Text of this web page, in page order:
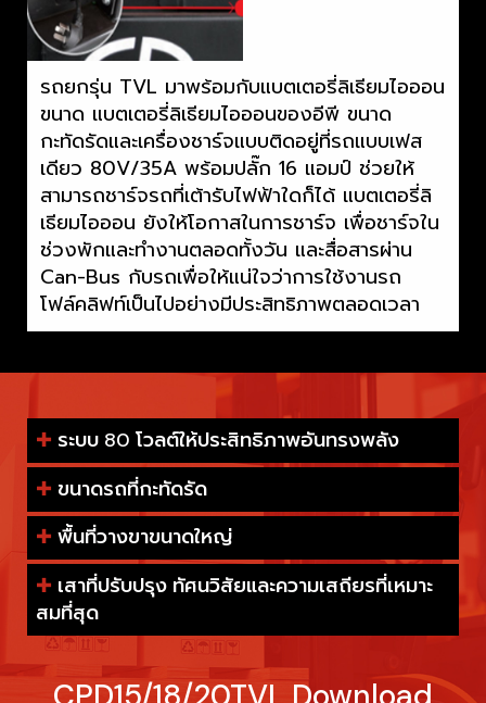
รถยกรุ่น TVL มาพร้อมกับแบตเตอรี่ลิเธียมไอออน
ขนาด แบตเตอรี่ลิเธียมไอออนของอีพี ขนาด
กะทัดรัดและเครื่องชาร์จแบบติดอยู่ที่รถแบบเฟส
เดียว 80V/35A พร้อมปลั๊ก 16 แอมป์ ช่วยให้
สามารถชาร์จรถที่เต้ารับไฟฟ้าใดก็ได้ แบตเตอรี่ลิ
เธียมไอออน ยังให้โอกาสในการชาร์จ เพื่อชาร์จใน
ช่วงพักและทำงานตลอดทั้งวัน และสื่อสารผ่าน
Can-Bus กับรถเพื่อให้แน่ใจว่าการใช้งานรถ
โฟล์คลิฟท์เป็นไปอย่างมีประสิทธิภาพตลอดเวลา
✚ ระบบ 80 โวลต์ให้ประสิทธิภาพอันทรงพลัง
✚ ขนาดรถที่กะทัดรัด
✚ พื้นที่วางขาขนาดใหญ่
✚ เสาที่ปรับปรุง ทัศนวิสัยและความเสถียรที่เหมาะ
สมที่สุด